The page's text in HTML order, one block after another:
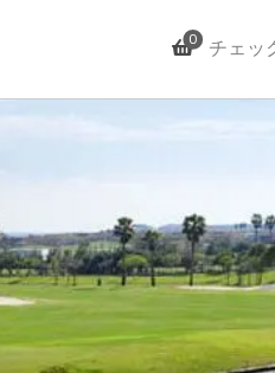
0 チェッ